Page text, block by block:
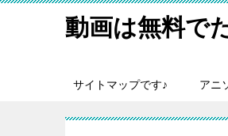
動画は無料で
サイトマップです♪ アニ